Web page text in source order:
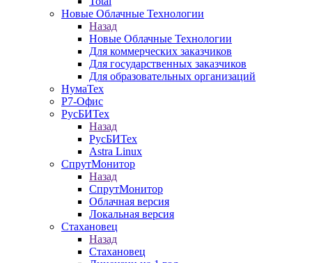
Новые Облачные Технологии
Назад
Новые Облачные Технологии
Для коммерческих заказчиков
Для государственных заказчиков
Для образовательных организаций
НумаТех
Р7-Офис
РусБИТех
Назад
РусБИТех
Astra Linux
СпрутМонитор
Назад
СпрутМонитор
Облачная версия
Локальная версия
Стахановец
Назад
Стахановец